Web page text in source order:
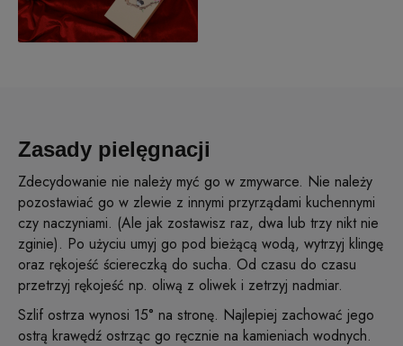
Zasady pielęgnacji
Zdecydowanie nie należy myć go w zmywarce. Nie należy
pozostawiać go w zlewie z innymi przyrządami kuchennymi
czy naczyniami. (Ale jak zostawisz raz, dwa lub trzy nikt nie
zginie). Po użyciu umyj go pod bieżącą wodą, wytrzyj klingę
oraz rękojeść ściereczką do sucha. Od czasu do czasu
przetrzyj rękojeść np. oliwą z oliwek i zetrzyj nadmiar.
Szlif ostrza wynosi 15° na stronę. Najlepiej zachować jego
ostrą krawędź ostrząc go ręcznie na kamieniach wodnych.